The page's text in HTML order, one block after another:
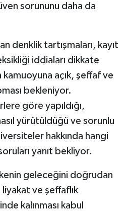
sorununu daha da
denklik tartışmaları, kayıt
iddiaları dikkate
kamuoyuna açık, şeffaf ve
bekleniyor.
göre yapıldığı,
yürütüldüğü ve sorunlu
hakkında hangi
yanıt bekliyor.
geleceğini doğrudan
ve şeffaflık
kalınması kabul